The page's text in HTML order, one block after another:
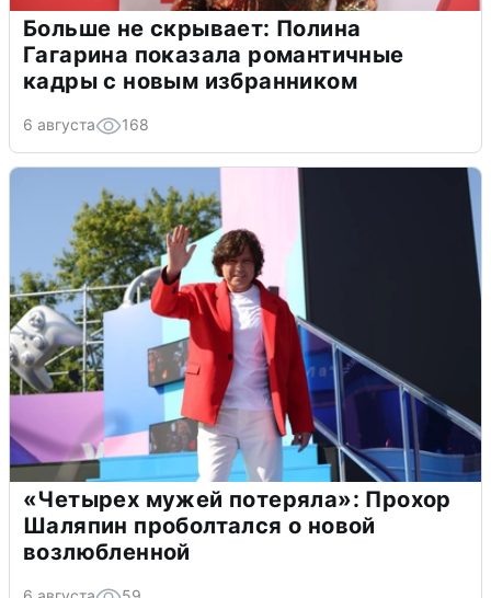
Больше не скрывает: Полина
Гагарина показала романтичные
кадры с новым избранником
6 августа 168
«Четырех мужей потеряла»: Прохор
Шаляпин проболтался о новой
возлюбленной